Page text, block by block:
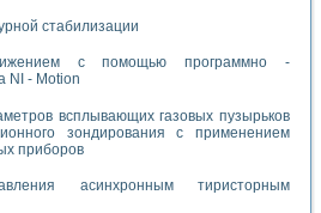
стабилизации
с помощью программно -
NI - Motion
всплывающих газовых пузырьков
зондирования с применением
приборов
асинхронным тиристорным